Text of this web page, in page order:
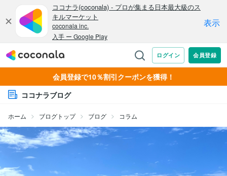
会員登録で10％割引クーポンを獲得！
ココナラブログ
ホーム ブログトップ ブログ コラム